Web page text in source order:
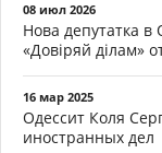
08 июл 2026
Нова депутатка в
«Довіряй ділам»
16 мар 2025
Одессит Коля
иностранных дел